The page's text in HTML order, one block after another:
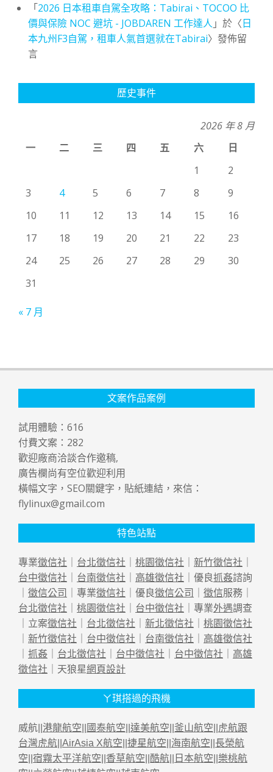
「2026 日本租車自駕全攻略：Tabirai、TOCOO 比
價與保險 NOC 避坑 - JOBDAREN 工作達人 」於〈日
本九州F3自駕，租車人氣首選就在Tabirai〉發佈留
言
歷史事件
2026 年 8 月
一
二 三 四 五 六
日
1
2
3
4 5 6 7 8
9
10
11 12 13 14 15
16
17
18 19 20 21 22
23
24
25 26 27 28 29
30
31
« 7 月
文案作品案例
試用體驗： 616
付費文案： 282
歡迎廠商洽談合作邀稿,
廣告欄尚有空位歡迎利用
橫幅文字，SEO關鍵字，貼紙連結，來信：
flylinux@gmail.com
特色站點
專業徵信社 ｜ 台北徵信社 ｜ 桃園徵信社 ｜ 新竹徵信社 ｜
台中徵信社 ｜ 台南徵信社 ｜ 高雄徵信社 ｜優良抓姦諮詢
｜ 徵信公司 ｜專業徵信社 ｜優良徵信公司 ｜ 徵信服務｜
台北徵信社 ｜ 桃園徵信社 ｜ 台中徵信社 ｜專業外遇調查
｜立案徵信社 ｜ 台北徵信社 ｜ 新北徵信社 ｜ 桃園徵信社
｜ 新竹徵信社 ｜ 台中徵信社 ｜ 台南徵信社 ｜ 高雄徵信社
｜ 抓姦 ｜ 台北徵信社 ｜ 台中徵信社 ｜ 台中徵信社 ｜ 高雄
徵信社 ｜天狼星網頁設計
ㄚ琪搭過的飛機
威航|| 港龍航空 國泰航空 達美航空 釜山航空
虎航跟
台灣虎航 AirAsia X航空 捷星航空 海南航空 長榮航
空 宿霧太平洋航空 香草航空 酷航 日本航空 樂桃航